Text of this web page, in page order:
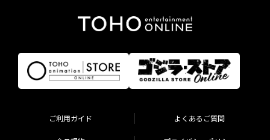
ご利用ガイド よくあるご質問